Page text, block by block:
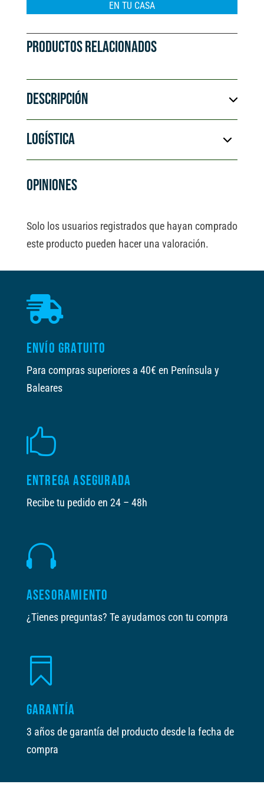
EN TU CASA
PRODUCTOS RELACIONADOS
DESCRIPCIÓN
LOGÍSTICA
OPINIONES
Solo los usuarios registrados que hayan comprado
este producto pueden hacer una valoración.

ENVÍO GRATUITO
Para compras superiores a 40€ en Península y
Baleares

ENTREGA ASEGURADA
Recibe tu pedido en 24 – 48h

ASESORAMIENTO
¿Tienes preguntas? Te ayudamos con tu compra

GARANTÍA
3 años de garantía del producto desde la fecha de
compra